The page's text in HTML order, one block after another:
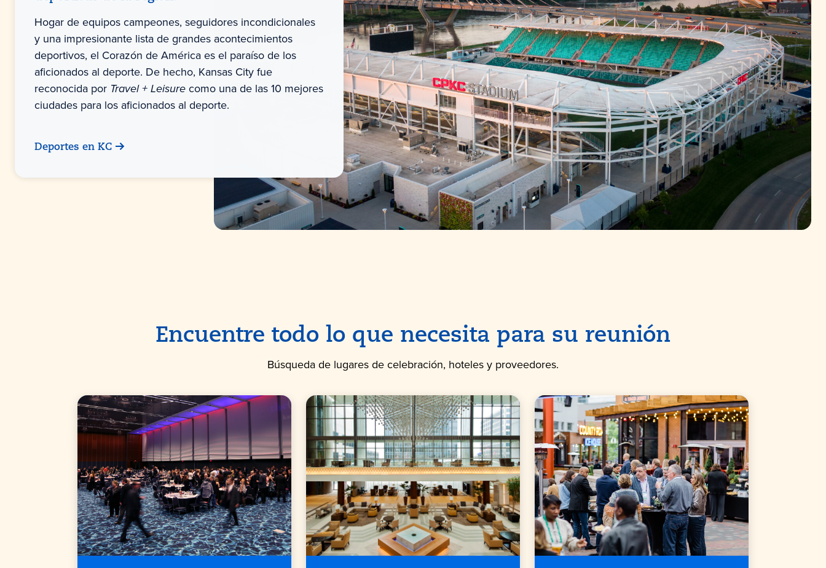
Hogar de equipos campeones, seguidores incondicionales
y una impresionante lista de grandes acontecimientos
deportivos, el Corazón de América es el paraíso de los
aficionados al deporte. De hecho, Kansas City fue
reconocida por Travel + Leisurecomo una de las 10 mejores
ciudades para los aficionados al deporte.
Deportes en KC
Encuentre todo lo que necesita para su reunión
Búsqueda de lugares de celebración, hoteles y proveedores.